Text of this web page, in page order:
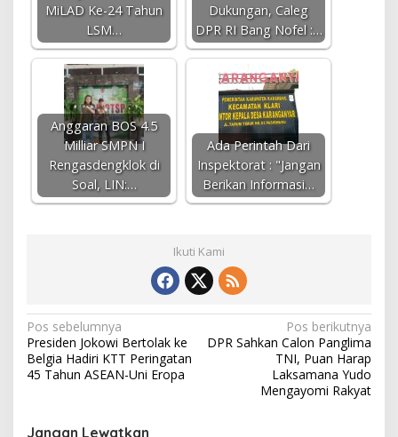
MiLAD Ke-24 Tahun
LSM…
Dukungan, Caleg
DPR RI Bang Nofel :…
Anggaran BOS 4.5
Milliar SMPN I
Rengasdengklok di
Soal, LIN:…
Ada Perintah Dari
Inspektorat : "Jangan
Berikan Informasi…
Ikuti Kami
N
a
v
g
Pos sebelumnya
Presiden Jokowi Bertolak ke
Belgia Hadiri KTT Peringatan
45 Tahun ASEAN-Uni Eropa
Pos berikutnya
DPR Sahkan Calon Panglima
TNI, Puan Harap
Laksamana Yudo
Mengayomi Rakyat
Jangan Lewatkan